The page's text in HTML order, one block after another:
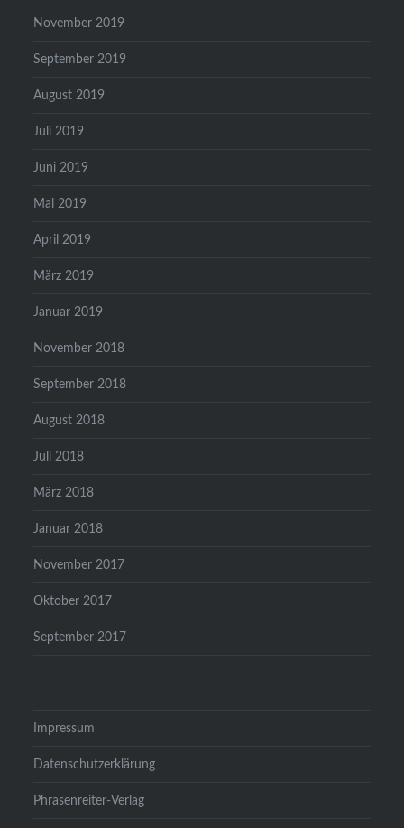
November 2019
September 2019
August 2019
Juli 2019
Juni 2019
Mai 2019
April 2019
März 2019
Januar 2019
November 2018
September 2018
August 2018
Juli 2018
März 2018
Januar 2018
November 2017
Oktober 2017
September 2017
Impressum
Datenschutzerklärung
Phrasenreiter-Verlag